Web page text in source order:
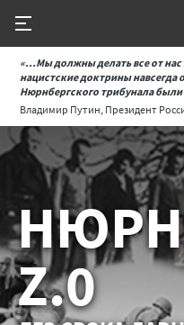
«...Мы должны делать все от
нацистские доктрины
Нюрнбергского трибунала
Владимир Путин, Президент
Z.0